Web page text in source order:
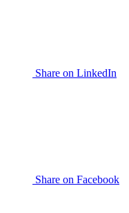
Share on LinkedIn
Share on Facebook